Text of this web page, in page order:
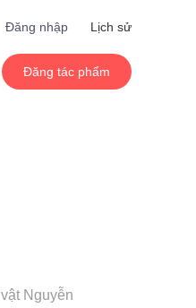
Lịch sử
Đăng nhập
Đăng tác phẩm
Nguyễn